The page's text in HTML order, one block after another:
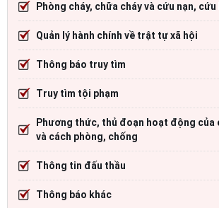
Phòng cháy, chữa cháy và cứu nạn, cứu
Quản lý hành chính về trật tự xã hội
Thông báo truy tìm
Truy tìm tội phạm
Phương thức, thủ đoạn hoạt động của
và cách phòng, chống
Thông tin đấu thầu
Thông báo khác